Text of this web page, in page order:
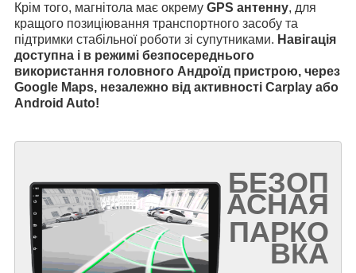
Крім того, магнітола має окрему GPS антенну, для
кращого позиціювання транспортного засобу та
підтримки стабільної роботи зі супутниками. Навігація
доступна і в режимі безпосереднього
використання головного Андроїд пристрою, через
Google Maps, незалежно від активності Carplay або
Android Auto!
БЕЗОП
АСНАЯ
ПАРКО
ВКА